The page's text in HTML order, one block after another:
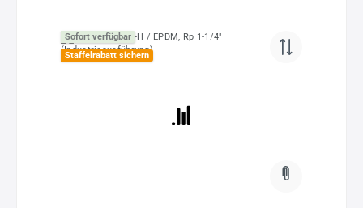
Sofort verfügbar
Staffelrabatt sichern